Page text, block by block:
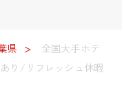
県
全国大手ホテ
り/リフレッシュ休暇